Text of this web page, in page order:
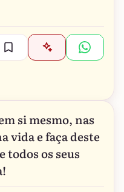
si mesmo, nas
vida e faça deste
todos os seus